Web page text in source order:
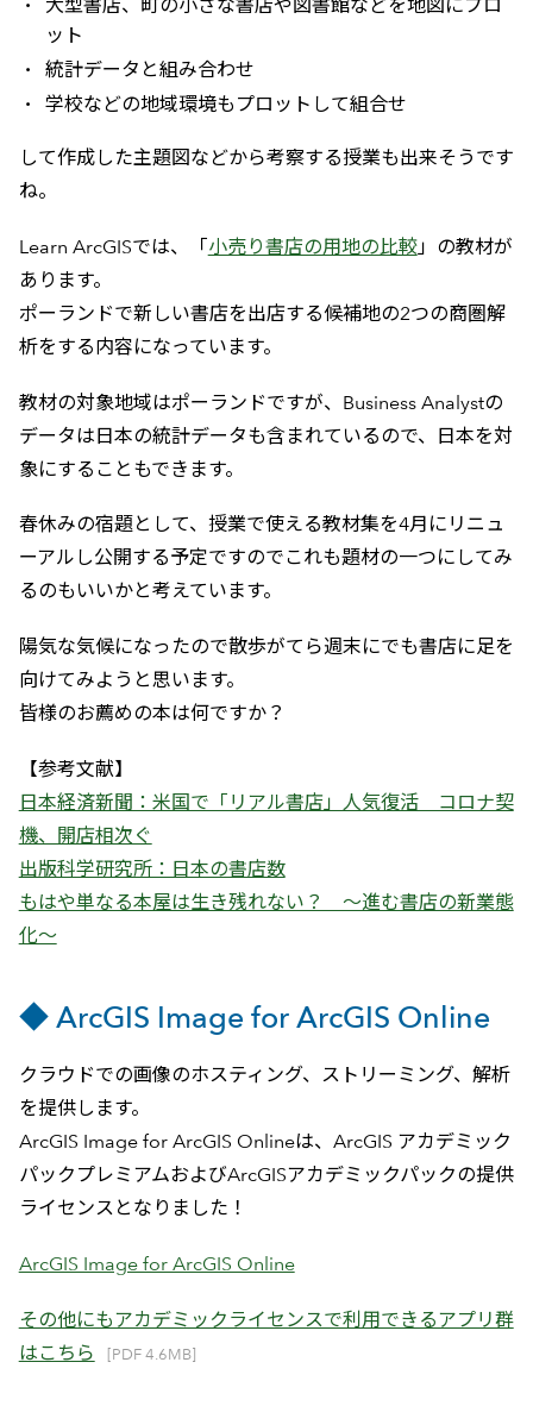
大型書店、町の小さな書店や図書館などを地図にプロ
ット
統計データと組み合わせ
学校などの地域環境もプロットして組合せ
して作成した主題図などから考察する授業も出来そうです
ね。
Learn ArcGISでは、「小売り書店の用地の比較」の教材が
あります。
ポーランドで新しい書店を出店する候補地の2つの商圏解
析をする内容になっています。
教材の対象地域はポーランドですが、Business Analystの
データは日本の統計データも含まれているので、日本を対
象にすることもできます。
春休みの宿題として、授業で使える教材集を4月にリニュ
ーアルし公開する予定ですのでこれも題材の一つにしてみ
るのもいいかと考えています。
陽気な気候になったので散歩がてら週末にでも書店に足を
向けてみようと思います。
皆様のお薦めの本は何ですか？
【参考文献】
日本経済新聞：米国で「リアル書店」人気復活 コロナ契
機、開店相次ぐ
出版科学研究所：日本の書店数
もはや単なる本屋は生き残れない？ ～進む書店の新業態
化～
◆ ArcGIS Image for ArcGIS Online
クラウドでの画像のホスティング、ストリーミング、解析
を提供します。
ArcGIS Image for ArcGIS Onlineは、ArcGIS アカデミック
パックプレミアムおよびArcGISアカデミックパックの提供
ライセンスとなりました！
ArcGIS Image for ArcGIS Online
その他にもアカデミックライセンスで利用できるアプリ群
はこちら
[PDF 4.6MB]